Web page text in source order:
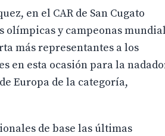
en el CAR de San Cugato
olímpicas y campeonas
más representantes a los
en esta ocasión para la
Europa de la categoría,
de base las últimas